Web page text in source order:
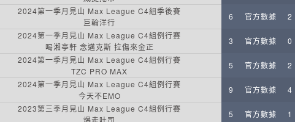
2024第一季月見山 Max League C4組季後賽
巨輪洋行
6 官方數據 2
2024第一季月見山 Max League C4組例行賽
喝湘亭軒 念邁克斯 拉傷來金正
3 官方數據 0
2024第一季月見山 Max League C4組例行賽
TZC PRO MAX
5 官方數據 2
2024第一季月見山 Max League C4組例行賽
今天不EMO
9 官方數據 4
2023第三季月見山 Max League C4組例行賽
5 官方數據 1